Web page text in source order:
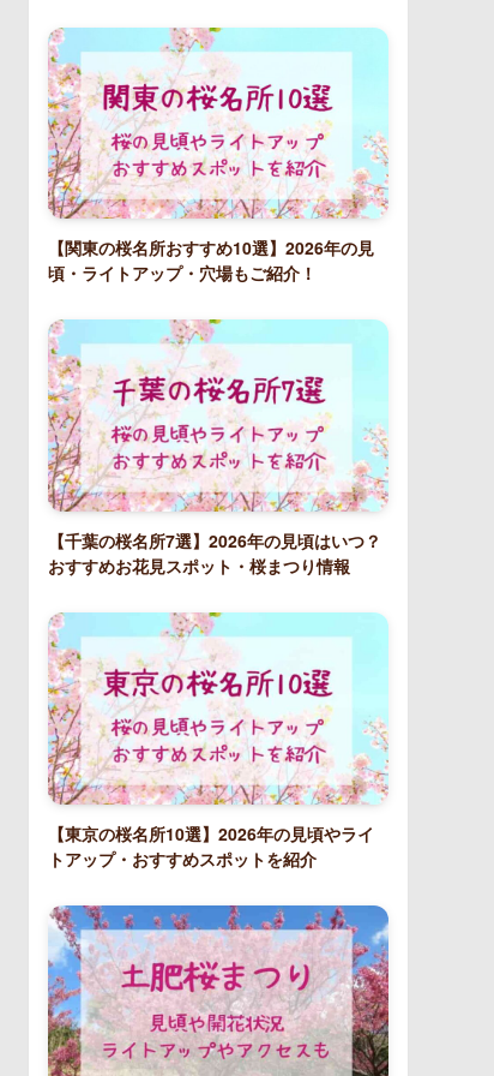
【関東の桜名所おすすめ10選】2026年の見
頃・ライトアップ・穴場もご紹介！
【千葉の桜名所7選】2026年の見頃はいつ？
おすすめお花見スポット・桜まつり情報
【東京の桜名所10選】2026年の見頃やライ
トアップ・おすすめスポットを紹介